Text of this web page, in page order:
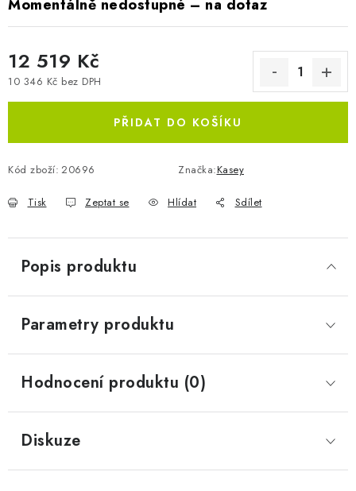
Momentálně nedostupné – na dotaz
12 519 Kč
10 346 Kč bez DPH
PŘIDAT DO KOŠÍKU
Kód zboží: 20696 Značka:Kasey
Tisk Zeptat se Hlídat Sdílet
Popis produktu
Parametry produktu
Hodnocení produktu (0)
Diskuze